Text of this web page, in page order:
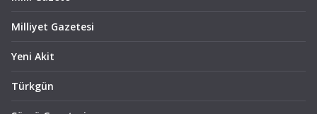
Milliyet Gazetesi
Yeni Akit
Türkgün